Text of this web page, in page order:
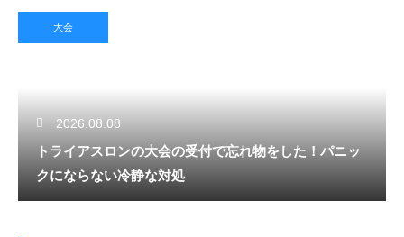
大会
2026.08.08
トライアスロンの大会の受付で忘れ物をした！パニッ
クにならない冷静な対処